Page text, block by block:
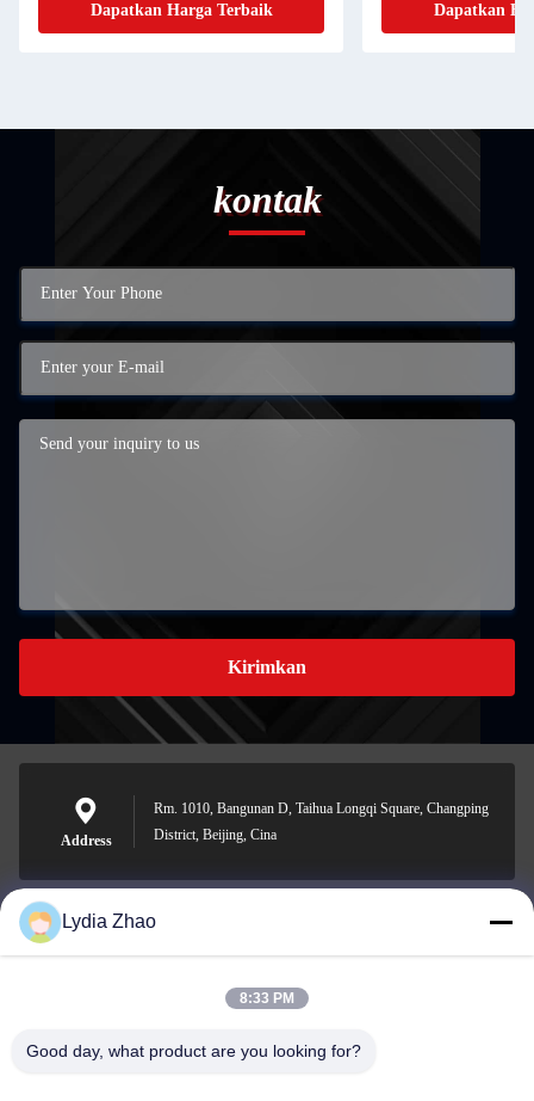
Dapatkan Harga Terbaik Dapatkan
kontak
Kirimkan
Address
Rm. 1010, Bangunan D, Taihua Longqi Square, Changping
District, Beijing, Cina
jesingd@vip.sina.com
Lydia Zhao
8:33 PM
Good day, what product are you looking for?